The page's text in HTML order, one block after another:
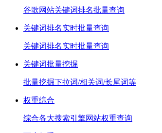
谷歌网站关键词排名批量查询
关键词排名实时批量查询
关键词排名实时批量查询
关键词批量挖掘
批量挖掘下拉词/相关词/长尾词等
权重综合
综合各大搜索引擎网站权重查询